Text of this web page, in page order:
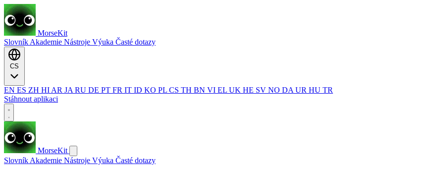
MorseKit
Slovník Akademie Nástroje Výuka Časté dotazy
EN ES ZH HI AR JA RU DE PT FR IT ID KO PL CS TH BN VI EL UK HE SV NO DA UR HU TR
Stáhnout aplikaci
MorseKit
Slovník Akademie Nástroje Výuka Časté dotazy